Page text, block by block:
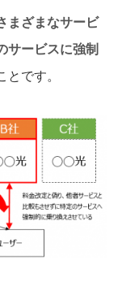
まざまなサービ
サービスに強制
とです。